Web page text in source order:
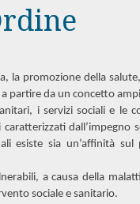
la promozione della
partire da un concetto
i servizi sociali e le
dall’impegno
esiste sia un’affinità
a causa della
sociale e sanitario.